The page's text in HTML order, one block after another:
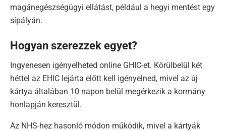
magánegészségügyi ellátást, például a hegyi mentést egy
sípályán.
Hogyan szerezzek egyet?
Ingyenesen igényelheted online GHIC-et. Körülbelül két
héttel az EHIC lejárta előtt kell igényelned, mivel az új
kártya általában 10 napon belül megérkezik a kormány
honlapján keresztül.
Az NHS-hez hasonló módon működik, mivel a kártyák